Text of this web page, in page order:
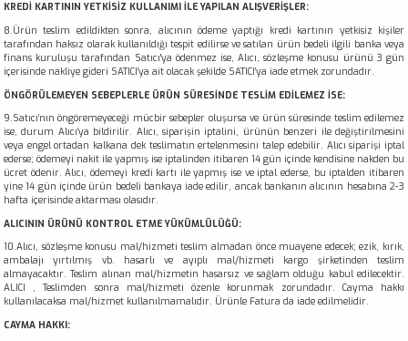
KREDİ KARTININ YETKİSİZ KULLANIMI İLE YAPILAN ALIŞVERİŞLER:
8.Ürün teslim edildikten sonra, alıcının ödeme yaptığı kredi kartının yetkisiz kişiler
tarafından haksız olarak kullanıldığı tespit edilirse ve satılan ürün bedeli ilgili banka veya
finans kuruluşu tarafından Satıcı'ya ödenmez ise, Alıcı, sözleşme konusu ürünü 3 gün
içerisinde nakliye gideri SATICI’ya ait olacak şekilde SATICI’ya iade etmek zorundadır.
ÖNGÖRÜLEMEYEN SEBEPLERLE ÜRÜN SÜRESİNDE TESLİM EDİLEMEZ İSE:
9.Satıcı’nın öngöremeyeceği mücbir sebepler oluşursa ve ürün süresinde teslim edilemez
ise, durum Alıcı’ya bildirilir. Alıcı, siparişin iptalini, ürünün benzeri ile değiştirilmesini
veya engel ortadan kalkana dek teslimatın ertelenmesini talep edebilir. Alıcı siparişi iptal
ederse; ödemeyi nakit ile yapmış ise iptalinden itibaren 14 gün içinde kendisine nakden bu
ücret ödenir. Alıcı, ödemeyi kredi kartı ile yapmış ise ve iptal ederse, bu iptalden itibaren
yine 14 gün içinde ürün bedeli bankaya iade edilir, ancak bankanın alıcının hesabına 2-3
hafta içerisinde aktarması olasıdır.
ALICININ ÜRÜNÜ KONTROL ETME YÜKÜMLÜLÜĞÜ:
10.Alıcı, sözleşme konusu mal/hizmeti teslim almadan önce muayene edecek; ezik, kırık,
ambalajı yırtılmış vb. hasarlı ve ayıplı mal/hizmeti kargo şirketinden teslim
almayacaktır. Teslim alınan mal/hizmetin hasarsız ve sağlam olduğu kabul edilecektir.
ALICI , Teslimden sonra mal/hizmeti özenle korunmak zorundadır. Cayma hakkı
kullanılacaksa mal/hizmet kullanılmamalıdır. Ürünle Fatura da iade edilmelidir.
CAYMA HAKKI: